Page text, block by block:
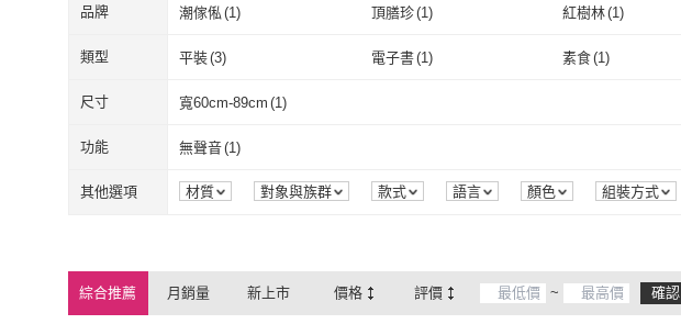
品牌 潮傢俬 (1) 頂膳珍(1) 紅樹林(1)
藝術家( 黃長生(1)
潮傢俬 頂膳珍 紅樹林
藝術家(1)
類型 平裝(3) 電子書(1) 素食(1)
平裝(3)
尺寸 寬60cm-89cm (1)
寬60cm-89cm
功能 無聲音(1)
無聲音
其他選項 材質 對象與族群 款式 語言 顏色 組裝方式
綜合推薦 月銷量 新上市 價格 評價 ~ 確認